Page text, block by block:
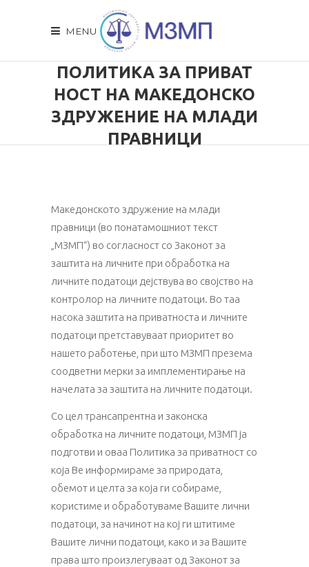
MENU
ПОЛИТИКА ЗА ПРИВАТ
НОСТ НА МАКЕДОНСКО
ЗДРУЖЕНИЕ НА МЛАДИ
ПРАВНИЦИ
Македонското здружение на млади
правници (во понатамошниот текст
„МЗМП“) во согласност со Законот за
заштита на личните при обработка на
личните податоци дејствува во својство на
контролор на личните податоци. Во таа
насока заштита на приватноста и личните
податоци претставуваат приоритет во
нашето работење, при што МЗМП презема
соодветни мерки за имплементирање на
начелата за заштита на личните податоци.
Со цел трансапрентна и законска
обработка на личните податоци, МЗМП ја
подготви и оваа Политика за приватност со
која Ве информираме за природата,
обемот и целта за која ги собираме,
користиме и обработуваме Вашите лични
податоци, за начинот на кој ги штитиме
Вашите лични податоци, како и за Вашите
права што произлегуваат од Законот за